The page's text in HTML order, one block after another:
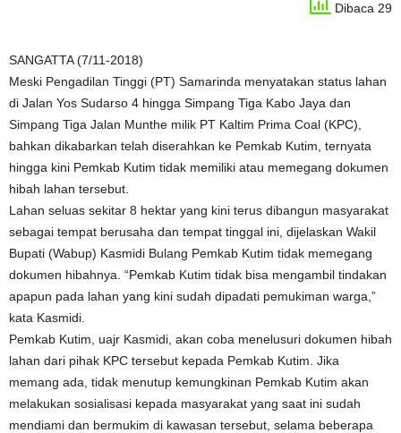
Dibaca 29
SANGATTA (7/11-2018)
Meski Pengadilan Tinggi (PT) Samarinda menyatakan status lahan
di Jalan Yos Sudarso 4 hingga Simpang Tiga Kabo Jaya dan
Simpang Tiga Jalan Munthe milik PT Kaltim Prima Coal (KPC),
bahkan dikabarkan telah diserahkan ke Pemkab Kutim, ternyata
hingga kini Pemkab Kutim tidak memiliki atau memegang dokumen
hibah lahan tersebut.
Lahan seluas sekitar 8 hektar yang kini terus dibangun masyarakat
sebagai tempat berusaha dan tempat tinggal ini, dijelaskan Wakil
Bupati (Wabup) Kasmidi Bulang Pemkab Kutim tidak memegang
dokumen hibahnya. “Pemkab Kutim tidak bisa mengambil tindakan
apapun pada lahan yang kini sudah dipadati pemukiman warga,”
kata Kasmidi.
Pemkab Kutim, uajr Kasmidi, akan coba menelusuri dokumen hibah
lahan dari pihak KPC tersebut kepada Pemkab Kutim. Jika
memang ada, tidak menutup kemungkinan Pemkab Kutim akan
melakukan sosialisasi kepada masyarakat yang saat ini sudah
mendiami dan bermukim di kawasan tersebut, selama beberapa